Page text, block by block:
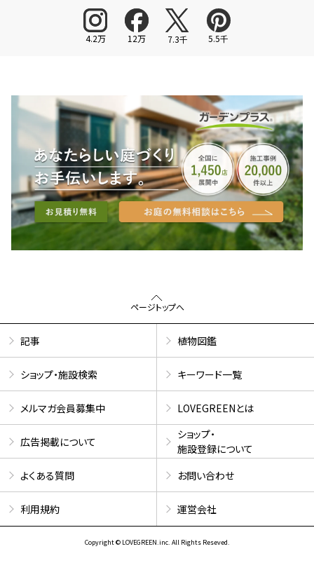
4.2万 12万 7.3千 5.5千
ページトップへ
記事 植物図鑑
ショップ・施設検索 キーワード一覧
メルマガ会員募集中 LOVEGREENとは
広告掲載について
ショップ・
施設登録について
よくある質問
お問い合わせ
利用規約 運営会社
Copyright © LOVEGREEN.inc. All Rights Reseved.